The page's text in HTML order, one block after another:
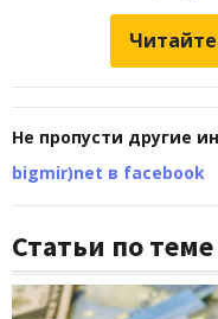
Не пропусти другие
bigmir)net в facebook
Статьи по теме